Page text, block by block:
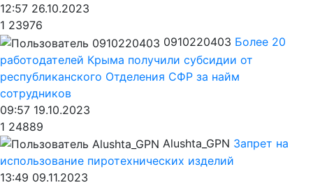
12:57 26.10.2023
1 23976
0910220403 Более 20
работодателей Крыма получили субсидии от
республиканского Отделения СФР за найм
сотрудников
09:57 19.10.2023
1 24889
Alushta_GPN Запрет на
использование пиротехнических изделий
13:49 09.11.2023